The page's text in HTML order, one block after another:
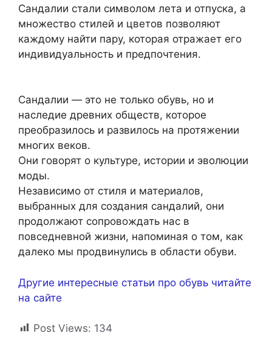
Сандалии стали символом лета и отпуска, а
множество стилей и цветов позволяют
каждому найти пару, которая отражает его
индивидуальность и предпочтения.
Сандалии — это не только обувь, но и
наследие древних обществ, которое
преобразилось и развилось на протяжении
многих веков.
Они говорят о культуре, истории и эволюции
моды.
Независимо от стиля и материалов,
выбранных для создания сандалий, они
продолжают сопровождать нас в
повседневной жизни, напоминая о том, как
далеко мы продвинулись в области обуви.
Другие интересные статьи про обувь читайте
на сайте
Post Views: 134